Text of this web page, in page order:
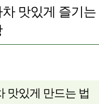
차 맛있게 즐기
맛있게 만드는 법